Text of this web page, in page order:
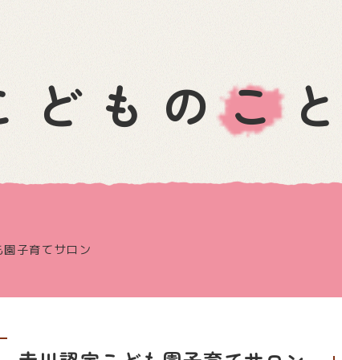
どものこ
子育てサロン